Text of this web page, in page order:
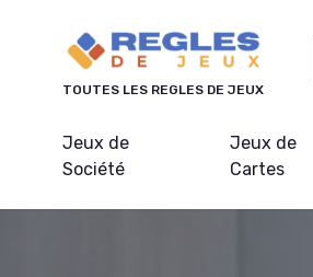
TOUTES LES REGLES DE JEUX
Jeux de
Société
Jeux de
Cartes